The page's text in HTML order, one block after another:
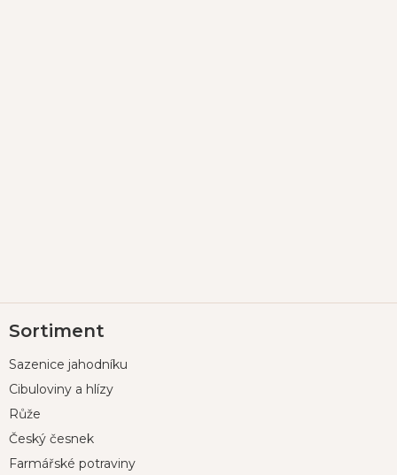
á
a
Sortiment
Sazenice jahodníku
Cibuloviny a hlízy
Růže
Český česnek
Farmářské potraviny